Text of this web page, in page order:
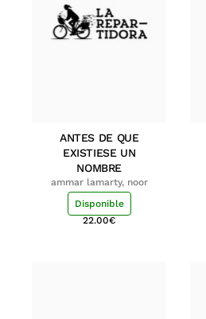
ANTES DE QUE
EXISTIESE UN
NOMBRE
ammar lamarty, noor
Disponible
22.00€